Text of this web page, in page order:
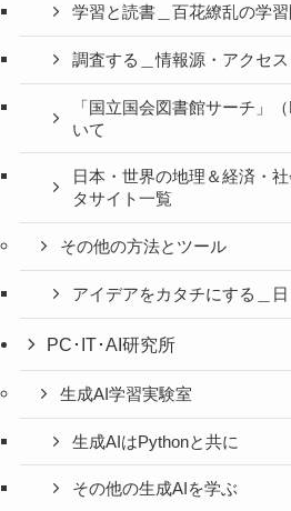
学習と読書＿百花繚乱の学
調査する＿情報源・アクセ
「国立国会図書館サーチ」
いて
日本・世界の地理＆経済・
タサイト一覧
その他の方法とツール
アイデアをカタチにする＿
PC･IT･AI研究所
生成AI学習実験室
生成AIはPythonと共に
その他の生成AIを学ぶ